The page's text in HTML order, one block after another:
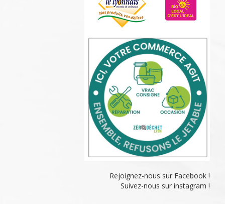
Rejoignez-nous sur Facebook !
Suivez-nous sur instagram !